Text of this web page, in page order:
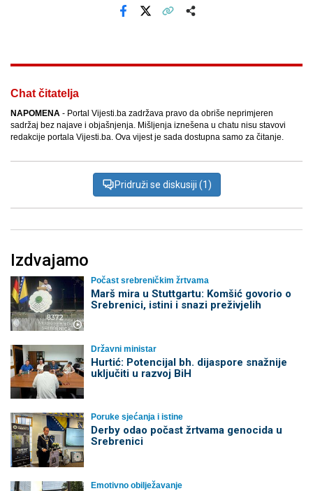
Chat čitatelja
NAPOMENA - Portal Vijesti.ba zadržava pravo da obriše neprimjeren
sadržaj bez najave i objašnjenja. Mišljenja iznešena u chatu nisu stavovi
redakcije portala Vijesti.ba. Ova vijest je sada dostupna samo za čitanje.
Pridruži se diskusiji (1)
Izdvajamo
Počast srebreničkim žrtvama
Marš mira u Stuttgartu: Komšić govorio o
Srebrenici, istini i snazi preživjelih
Državni ministar
Hurtić: Potencijal bh. dijaspore snažnije
uključiti u razvoj BiH
Poruke sjećanja i istine
Derby odao počast žrtvama genocida u
Srebrenici
Emotivno obilježavanje